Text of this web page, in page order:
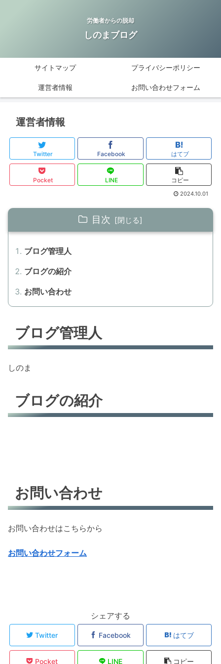
労働者からの脱却
しのまブログ
サイトマップ プライバシーポリシー
運営者情報 お問い合わせフォーム
運営者情報
Twitter Facebook はてブ
Pocket LINE コピー
2024.10.01
目次
ブログ管理人
ブログの紹介
お問い合わせ
ブログ管理人
しのま
ブログの紹介
お問い合わせ
お問い合わせはこちらから
お問い合わせフォーム
シェアする
Twitter Facebook はてブ
Pocket LINE コピー